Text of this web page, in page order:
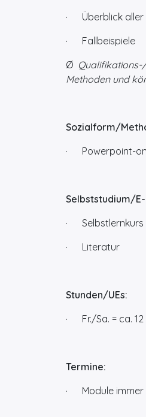
· Überblick aller
· Fallbeispiele
Ø
Methoden und
Sozialform/
· Powerpoint-
Selbststudium/
· Selbstlernkurs
· Literatur
Stunden/UEs:
· Fr./Sa. = ca. 12
Termine:
· Module immer